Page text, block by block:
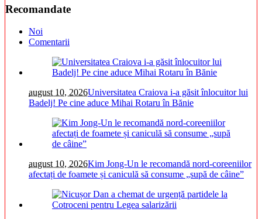
Recomandate
Noi
Comentarii
august 10, 2026Universitatea Craiova i-a găsit înlocuitor lui
Badelj! Pe cine aduce Mihai Rotaru în Bănie
august 10, 2026Kim Jong-Un le recomandă nord-coreeniilor
afectați de foamete și caniculă să consume „supă de câine”